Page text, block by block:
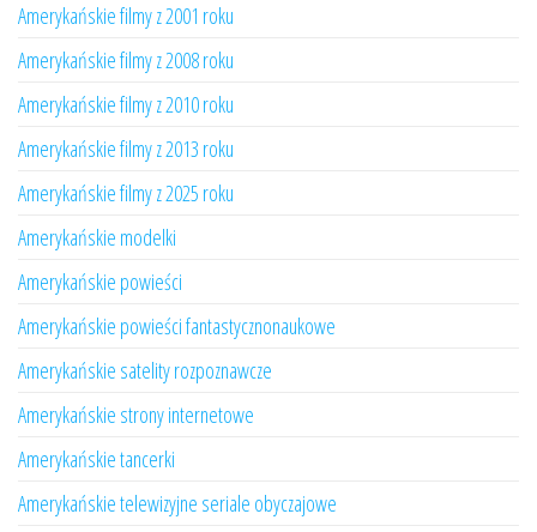
Amerykańskie filmy z 2001 roku
Amerykańskie filmy z 2008 roku
Amerykańskie filmy z 2010 roku
Amerykańskie filmy z 2013 roku
Amerykańskie filmy z 2025 roku
Amerykańskie modelki
Amerykańskie powieści
Amerykańskie powieści fantastycznonaukowe
Amerykańskie satelity rozpoznawcze
Amerykańskie strony internetowe
Amerykańskie tancerki
Amerykańskie telewizyjne seriale obyczajowe